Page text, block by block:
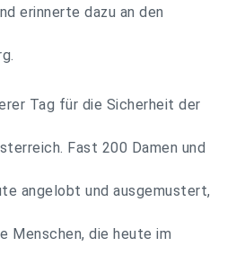
erinnerte dazu an den
Tag für die Sicherheit der
Fast 200 Damen und
angelobt und ausgemustert,
Menschen, die heute im